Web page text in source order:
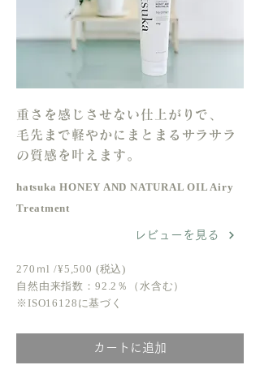
重さを感じさせない仕上がりで、
毛先まで軽やかにまとまるサラサラ
の質感を叶えます。
hatsuka HONEY AND NATURAL OIL Airy
Treatment
レビューを見る
270ｍl /¥5,500 (税込)
自然由来指数：92.2％（水含む）
※ISO16128に基づく
カートに追加